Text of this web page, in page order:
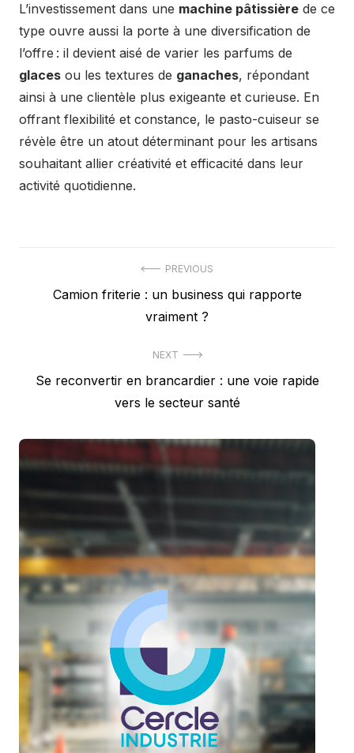
L’investissement dans une machine pâtissière de ce
type ouvre aussi la porte à une diversification de
l’offre : il devient aisé de varier les parfums de
glaces ou les textures de ganaches, répondant
ainsi à une clientèle plus exigeante et curieuse. En
offrant flexibilité et constance, le pasto-cuiseur se
révèle être un atout déterminant pour les artisans
souhaitant allier créativité et efficacité dans leur
activité quotidienne.
PREVIOUS
Previous
Camion friterie : un business qui rapporte
vraiment ?
NEXT
Next
Se reconvertir en brancardier : une voie rapide
vers le secteur santé